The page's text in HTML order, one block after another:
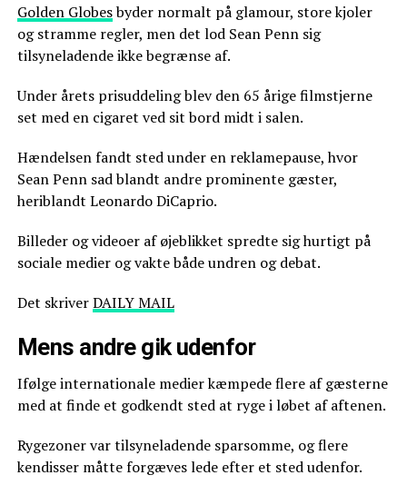
Golden Globesbyder normalt på glamour, store kjoler
og stramme regler, men det lod Sean Penn sig
tilsyneladende ikke begrænse af.
Under årets prisuddeling blev den 65 årige filmstjerne
set med en cigaret ved sit bord midt i salen.
Hændelsen fandt sted under en reklamepause, hvor
Sean Penn sad blandt andre prominente gæster,
heriblandt Leonardo DiCaprio.
Billeder og videoer af øjeblikket spredte sig hurtigt på
sociale medier og vakte både undren og debat.
Det skriverDAILY MAIL
Mens andre gik udenfor
Ifølge internationale medier kæmpede flere af gæsterne
med at finde et godkendt sted at ryge i løbet af aftenen.
Rygezoner var tilsyneladende sparsomme, og flere
kendisser måtte forgæves lede efter et sted udenfor.